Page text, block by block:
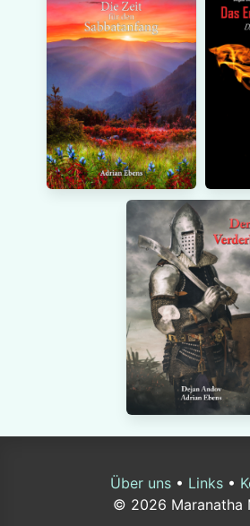
Über uns• Links•
© 2026 Maranatha